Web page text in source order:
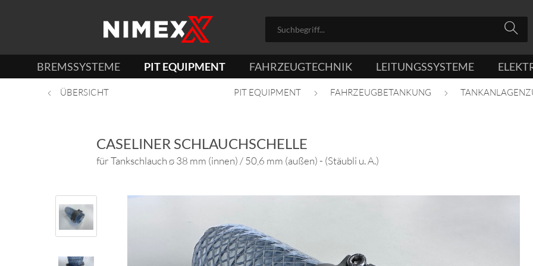
BREMSSYSTEME PIT EQUIPMENT FAHRZEUGTECHNIK LEITUNGSSYSTEME
ÜBERSICHT PIT EQUIPMENT FAHRZEUGBETANKUNG
CASELINER SCHLAUCHSCHELLE
für Tankschlauch ø 38 mm (innen) / 50,6 mm (außen) - (Stäubli u. A.)